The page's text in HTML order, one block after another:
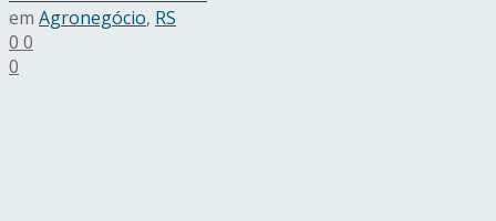
em Agronegócio, RS
0 0
0